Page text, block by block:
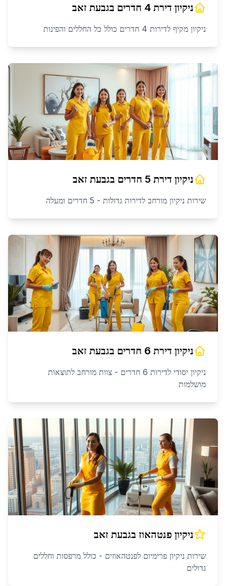
ניקיון דירת 4 חדרים בגבעת זאב
ניקיון מקיף לדירות 4 חדרים כולל כל החללים והפינות
ניקיון דירת 5 חדרים בגבעת זאב
שירות ניקיון מורחב לדירות גדולות - 5 חדרים ומעלה
ניקיון דירת 6 חדרים בגבעת זאב
ניקיון יסודי לדירות 6 חדרים - צוות מורחב לתוצאות
מושלמות
ניקיון פנטהאוז בגבעת זאב
שירות ניקיון פרימיום לפנטהאוזים - כולל מרפסות וחללים
גדולים